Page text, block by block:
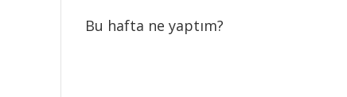
Bu hafta ne yaptım?